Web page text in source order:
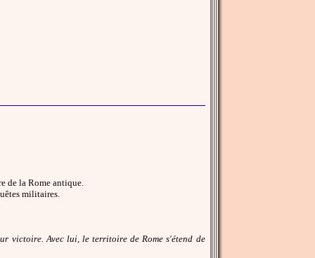
de la Rome antique.
militaires.
victoire. Avec lui, le territoire de Rome s'étend de